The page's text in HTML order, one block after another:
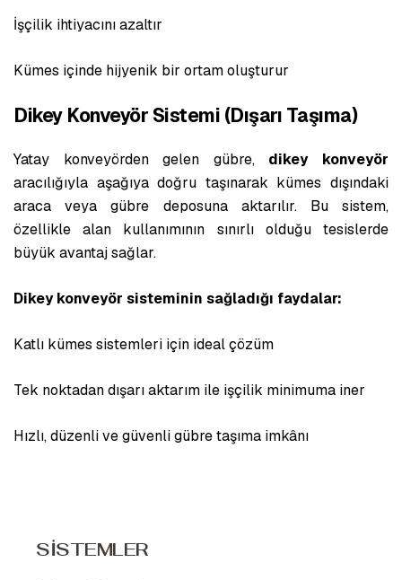
SİSTEMLER
İşçilik ihtiyacını azaltır
Kümes içinde hijyenik bir ortam oluşturur
Dikey Konveyör Sistemi (Dışarı Taşıma)
Yatay konveyörden gelen gübre, dikey konveyör
aracılığıyla aşağıya doğru taşınarak kümes dışındaki
araca veya gübre deposuna aktarılır. Bu sistem,
özellikle alan kullanımının sınırlı olduğu tesislerde
büyük avantaj sağlar.
Dikey konveyör sisteminin sağladığı faydalar:
Katlı kümes sistemleri için ideal çözüm
Tek noktadan dışarı aktarım ile işçilik minimuma iner
Hızlı, düzenli ve güvenli gübre taşıma imkânı